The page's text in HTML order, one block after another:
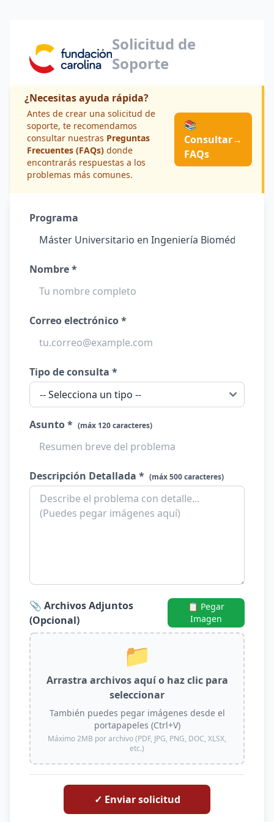
Solicitud de
Soporte
¿Necesitas ayuda rápida?
Antes de crear una solicitud de
soporte, te recomendamos
consultar nuestras Preguntas
Frecuentes (FAQs) donde
encontrarás respuestas a los
problemas más comunes.
📚
Consultar
FAQs
→
Programa
Nombre *
Correo electrónico *
Tipo de consulta *
Asunto * (máx 120 caracteres)
Descripción Detallada * (máx 500 caracteres)
📎 Archivos Adjuntos
(Opcional)
📋 Pegar
Imagen
📁
Arrastra archivos aquí o haz clic para
seleccionar
También puedes pegar imágenes desde el
portapapeles (Ctrl+V)
Máximo 2MB por archivo (PDF, JPG, PNG, DOC, XLSX,
etc.)
✓ Enviar solicitud